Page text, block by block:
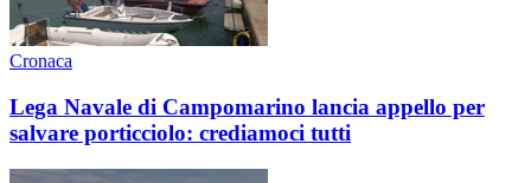
Cronaca
Lega Navale di Campomarino lancia appello per
salvare porticciolo: crediamoci tutti